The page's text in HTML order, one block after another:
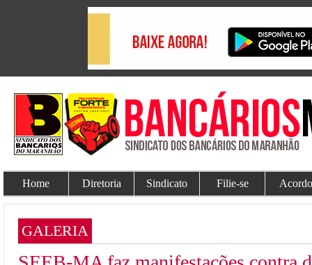
Home Diretoria Sindicato Filie-se
GALERIA